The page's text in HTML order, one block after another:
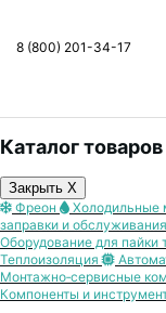
8 (800) 201-34-17
Каталог товаров
Закрыть X
Фреон
Холодильные
заправки и обслуживания
Оборудование для пайки
Теплоизоляция
Монтажно‑сервисные
Компоненты и